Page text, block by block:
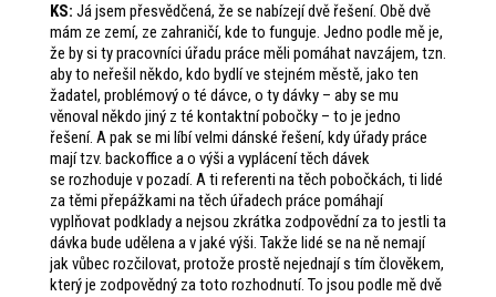
KS: Já jsem přesvědčená, že se nabízejí dvě řešení. Obě dvě
mám ze zemí, ze zahraničí, kde to funguje. Jedno podle mě je,
že by si ty pracovníci úřadu práce měli pomáhat navzájem, tzn.
aby to neřešil někdo, kdo bydlí ve stejném městě, jako ten
žadatel, problémový o té dávce, o ty dávky – aby se mu
věnoval někdo jiný z té kontaktní pobočky – to je jedno
řešení. A pak se mi líbí velmi dánské řešení, kdy úřady práce
mají tzv. backoffice a o výši a vyplácení těch dávek
se rozhoduje v pozadí. A ti referenti na těch pobočkách, ti lidé
za těmi přepážkami na těch úřadech práce pomáhají
vyplňovat podklady a nejsou zkrátka zodpovědní za to jestli ta
dávka bude udělena a v jaké výši. Takže lidé se na ně nemají
jak vůbec rozčilovat, protože prostě nejednají s tím člověkem,
který je zodpovědný za toto rozhodnutí. To jsou podle mě dvě